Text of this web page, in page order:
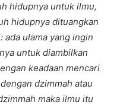
hidupnya untuk ilmu,
hidupnya dituangkan
: ada ulama yang ingin
untuk diambilkan
keadaan mencari
dzimmah atau
maka ilmu itu